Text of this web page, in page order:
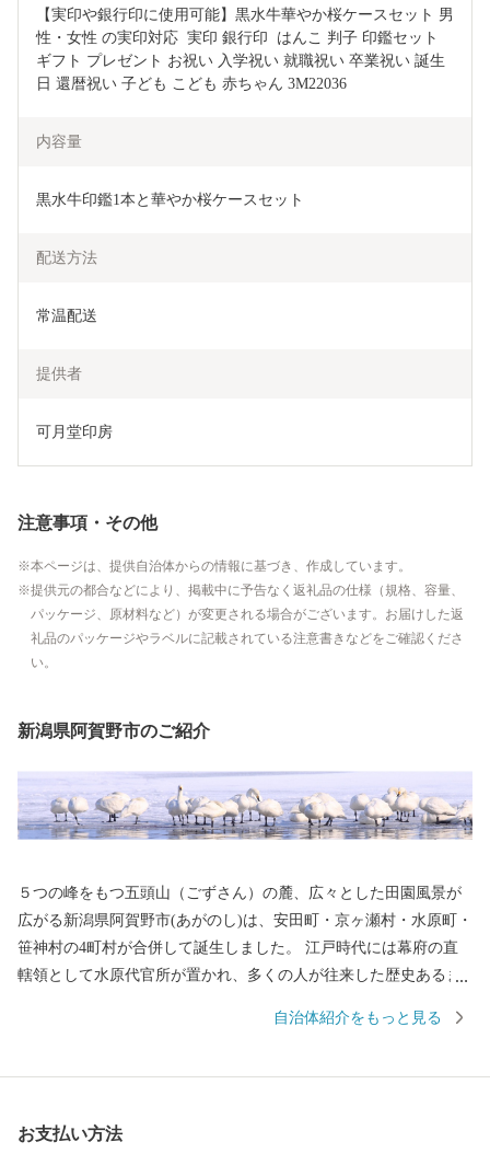
【実印や銀行印に使用可能】黒水牛華やか桜ケースセット 男
性・女性 の実印対応  実印 銀行印  はんこ 判子 印鑑セット
ギフト プレゼント お祝い 入学祝い 就職祝い 卒業祝い 誕生
日 還暦祝い 子ども こども 赤ちゃん 3M22036
内容量
黒水牛印鑑1本と華やか桜ケースセット
配送方法
常温配送
提供者
可月堂印房
注意事項・その他
本ページは、提供自治体からの情報に基づき、作成しています。
提供元の都合などにより、掲載中に予告なく返礼品の仕様（規格、容量、
パッケージ、原材料など）が変更される場合がございます。お届けした返
礼品のパッケージやラベルに記載されている注意書きなどをご確認くださ
い。
新潟県阿賀野市のご紹介
５つの峰をもつ五頭山（ごずさん）の麓、広々とした田園風景が
広がる新潟県阿賀野市(あがのし)は、安田町・京ヶ瀬村・水原町・
笹神村の4町村が合併して誕生しました。 江戸時代には幕府の直
轄領として水原代官所が置かれ、多くの人が往来した歴史あるま
泉」と、「今板温泉」「村杉温泉」からなる五頭温泉郷があり、
く旅館のお庭や温泉街を散歩しながら存分にリフレッシュしてい
自治体紹介をもっと見る
お支払い方法